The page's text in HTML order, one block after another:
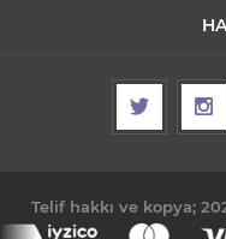
Telif hakkı ve kopya;